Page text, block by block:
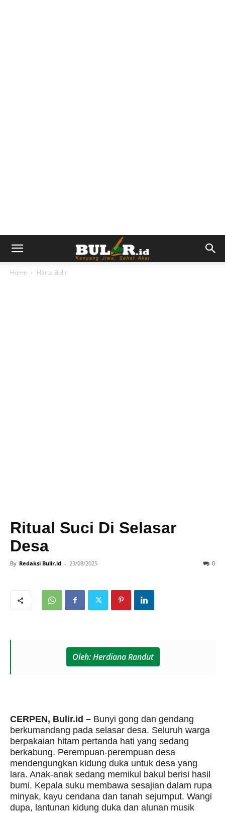
Home Harta Bulir
Ritual Suci Di Selasar
Desa
By Redaksi Bulir.id - 23/08/2025 0
Oleh: Herdiana Randut
CERPEN, Bulir.id – Bunyi gong dan gendang
berkumandang pada selasar desa. Seluruh warga
berpakaian hitam pertanda hati yang sedang
berkabung. Perempuan-perempuan desa
mendengungkan kidung duka untuk desa yang
lara. Anak-anak sedang memikul bakul berisi hasil
bumi. Kepala suku membawa sesajian dalam rupa
minyak, kayu cendana dan tanah sejumput. Wangi
dupa, lantunan kidung duka dan alunan musik